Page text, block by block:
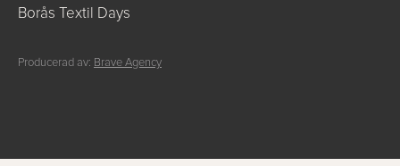
Borås Textil Days
Producerad av: Brave Agency